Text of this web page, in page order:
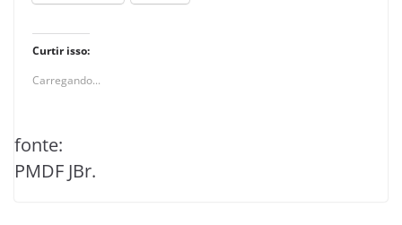
Curtir isso:
Carregando...
fonte:
PMDF JBr.